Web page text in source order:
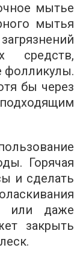
мытье
мытья
средств,
фолликулы.
бы через
Горячая
и сделать
или даже
закрыть